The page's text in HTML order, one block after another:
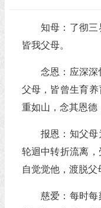
知母：了彻三
皆我父母。
念恩：应深深
父母，皆曾生育
重如山，念其恩德
报恩：知父
轮迴中转折流离，
自觉觉他，渡脱父
慈爱：每时